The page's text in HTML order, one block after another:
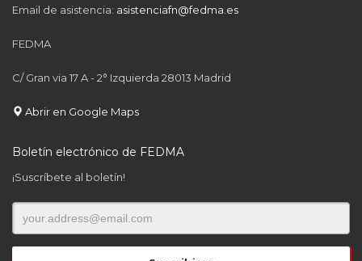
Email de asistencia: asistenciafn@fedma.es
FEDMA
C/ Gran via 17 A - 2° Izquierda 28013 Madrid
Abrir en Google Maps
Boletín electrónico de FEDMA
¡Suscríbete al boletín!